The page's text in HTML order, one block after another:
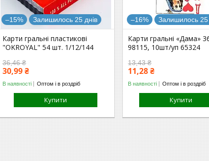
–15% Залишилось 25 днів
Карти гральні пластикові
"OKROYAL" 54 шт. 1/12/144
36,46 ₴
30,99 ₴
В наявності Оптом і в роздріб
Купити
–16% Залишилось 25
Карти гральні «Дама»
98115, 10шт/уп 65324
13,43 ₴
11,28 ₴
В наявності Оптом і в роздріб
Купити